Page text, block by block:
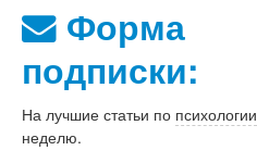
Форма
подписки:
На лучшие статьи по психологии
неделю.